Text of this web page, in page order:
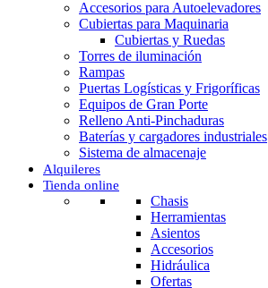
Accesorios para Autoelevadores
Cubiertas para Maquinaria
Cubiertas y Ruedas
Torres de iluminación
Rampas
Puertas Logísticas y Frigoríficas
Equipos de Gran Porte
Relleno Anti-Pinchaduras
Baterías y cargadores industriales
Sistema de almacenaje
Alquileres
Tienda online
Chasis
Herramientas
Asientos
Accesorios
Hidráulica
Ofertas